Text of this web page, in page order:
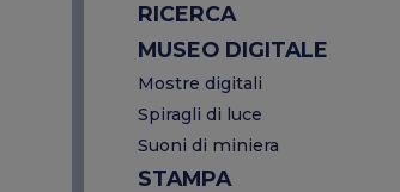
RICERCA
MUSEO DIGITALE
Mostre digitali
Spiragli di luce
Suoni di miniera
STAMPA